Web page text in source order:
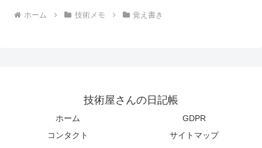
ホーム 技術メモ 覚え書き
技術屋さんの日記帳
ホーム
GDPR
コンタクト
サイトマップ